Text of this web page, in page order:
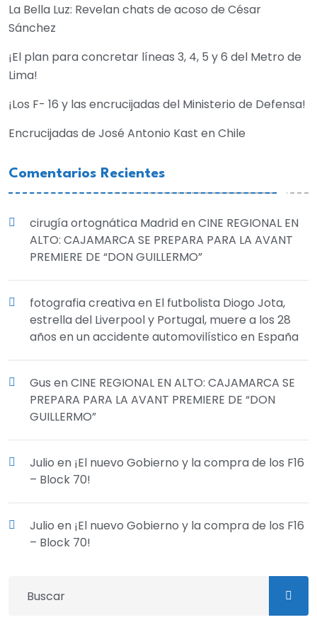
La Bella Luz: Revelan chats de acoso de César
Sánchez
¡El plan para concretar líneas 3, 4, 5 y 6 del Metro de
Lima!
¡Los F- 16 y las encrucijadas del Ministerio de Defensa!
Encrucijadas de José Antonio Kast en Chile
Comentarios Recientes
cirugía ortognática MadridenCINE REGIONAL EN
ALTO: CAJAMARCA SE PREPARA PARA LA AVANT
PREMIERE DE “DON GUILLERMO”
fotografia creativaen El futbolista Diogo Jota,
estrella del Liverpool y Portugal, muere a los 28
años en un accidente automovilístico en España
Gus enCINE REGIONAL EN ALTO: CAJAMARCA SE
PREPARA PARA LA AVANT PREMIERE DE “DON
GUILLERMO”
Julio en ¡El nuevo Gobierno y la compra de los F16
– Block 70!
Julio en ¡El nuevo Gobierno y la compra de los F16
– Block 70!